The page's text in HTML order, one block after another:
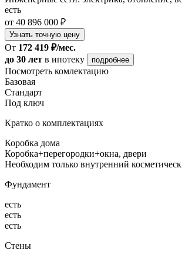
есть
от 40 896 000 ₽
Узнать точную цену
От 172 419 ₽/мес.
до 30 лет в ипотеку подробнее
Посмотреть комлектацию
Базовая
Стандарт
Под ключ
Кратко о комплектациях
Коробка дома
Коробка+перегородки+окна, двери
Необходим только внутренний
Фундамент
есть
есть
есть
Стены